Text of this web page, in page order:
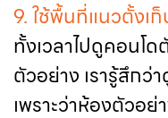
9. ใช้พื้นที่แนวตั้งเ
ทั้งเวลาไปดูคอนโ
ตัวอย่าง เรารู้สึก
เพราะว่าห้องตัวอ